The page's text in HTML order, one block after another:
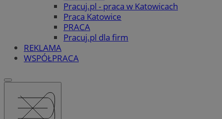
Pracuj.pl - praca w Katowicach
Praca Katowice
PRACA
Pracuj.pl dla firm
REKLAMA
WSPÓŁPRACA